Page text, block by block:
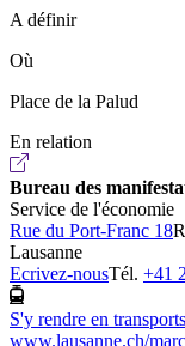
A définir
Où
Place de la Palud
En relation
Bureau des
Service de l'économie
Rue du Port-Franc 18
Lausanne
Ecrivez-nousTél. +41
S'y rendre en
www.lausanne.ch/